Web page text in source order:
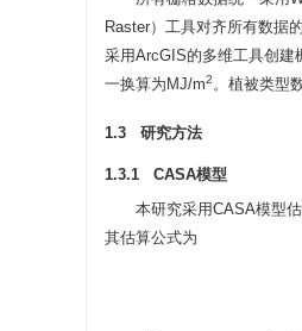
Raster）工具对齐所有数据
采用ArcGIS的多维工具创建
一换算为MJ/m2。植被类型
1.3 研究方法
1.3.1 CASA模型
本研究采用CASA模型
其估算公式为